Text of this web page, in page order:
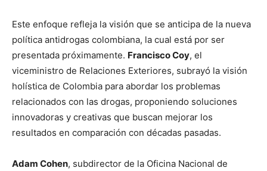
Este enfoque refleja la visión que se anticipa de la nueva
política antidrogas colombiana, la cual está por ser
presentada próximamente. Francisco Coy, el
viceministro de Relaciones Exteriores, subrayó la visión
holística de Colombia para abordar los problemas
relacionados con las drogas, proponiendo soluciones
innovadoras y creativas que buscan mejorar los
resultados en comparación con décadas pasadas.
Adam Cohen, subdirector de la Oficina Nacional de